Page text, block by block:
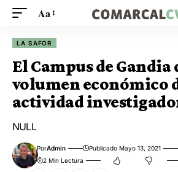
Aa
LA SAFOR
El Campus de
volumen económico
actividad
NULL
PorAdmin Publicado Mayo 13, 2021
2 Min Lectura